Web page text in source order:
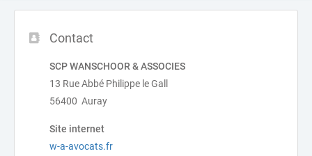
Contact
SCP WANSCHOOR & ASSOCIES
13 Rue Abbé Philippe le Gall
56400 Auray
Site internet
w-a-avocats.fr